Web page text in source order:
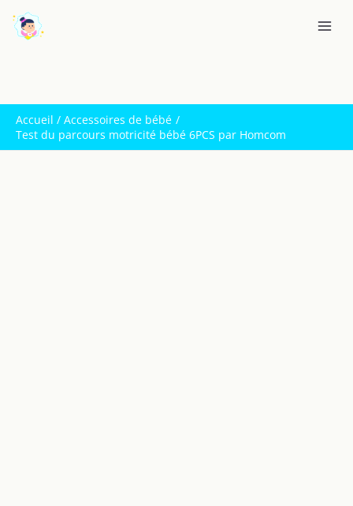
Accueil
Accessoires de bébé
Test du parcours motricité bébé 6PCS par Homcom
e
r
c